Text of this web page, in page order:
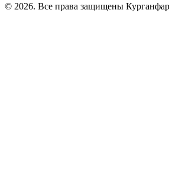
© 2026. Все права защищены